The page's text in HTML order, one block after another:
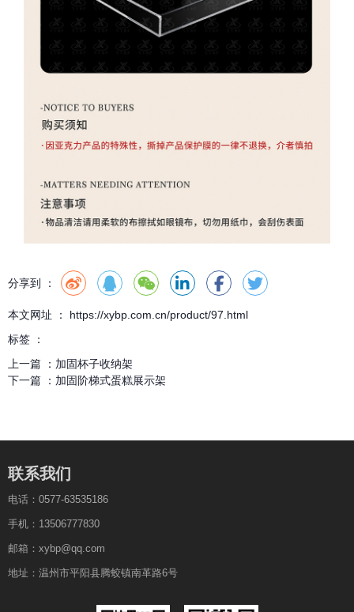
分享到 ：
本文网址 ： https://xybp.com.cn/product/97.html
标签 ：
上一篇 ： 加固杯子收纳架
下一篇 ： 加固阶梯式蛋糕展示架
联系我们
电话：0577-63535186
手机：13506777830
邮箱：xybp@qq.com
地址：温州市平阳县腾蛟镇南革路6号